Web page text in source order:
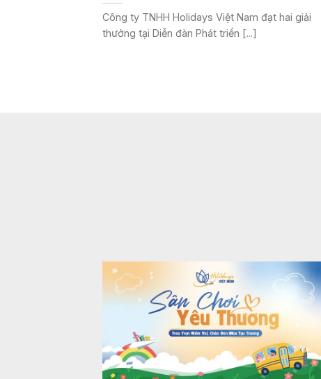
Công ty TNHH Holidays Việt Nam đạt hai giải
thưởng tại Diễn đàn Phát triển [...]